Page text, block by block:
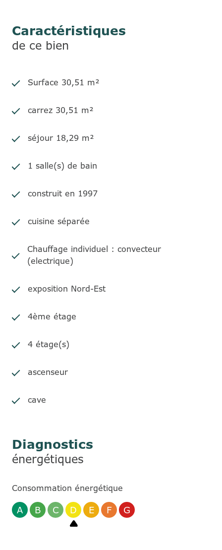
Caractéristiques
de ce bien
Surface 30,51 m²
carrez 30,51 m²
séjour 18,29 m²
1 salle(s) de bain
construit en 1997
cuisine séparée
Chauffage individuel : convecteur
(electrique)
exposition Nord-Est
4ème étage
4 étage(s)
ascenseur
cave
Diagnostics
énergétiques
Consommation énergétique
A B C D E F G